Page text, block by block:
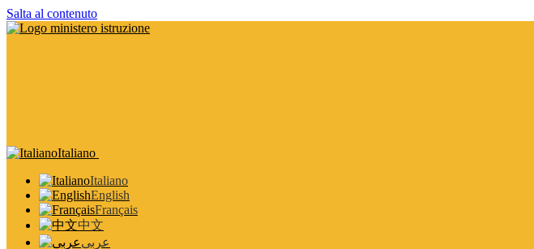
Salta al contenuto
Italiano
Italiano
English
Français
中文
عربى